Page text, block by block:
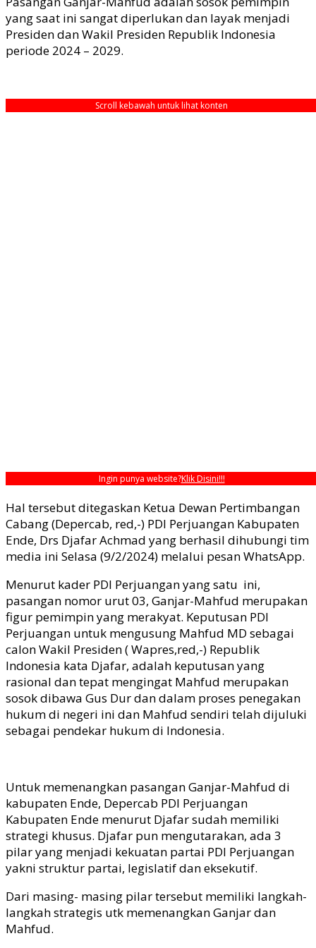
yang saat ini sangat diperlukan dan layak menjadi
Presiden dan Wakil Presiden Republik Indonesia
periode 2024 – 2029.
Scroll kebawah untuk lihat konten
Ingin punya website?Klik Disini!!!
Hal tersebut ditegaskan Ketua Dewan Pertimbangan
Cabang (Depercab, red,-) PDI Perjuangan Kabupaten
Ende, Drs Djafar Achmad yang berhasil dihubungi tim
media ini Selasa (9/2/2024) melalui pesan WhatsApp.
Menurut kader PDI Perjuangan yang satu ini,
pasangan nomor urut 03, Ganjar-Mahfud merupakan
figur pemimpin yang merakyat. Keputusan PDI
Perjuangan untuk mengusung Mahfud MD sebagai
calon Wakil Presiden ( Wapres,red,-) Republik
Indonesia kata Djafar, adalah keputusan yang
rasional dan tepat mengingat Mahfud merupakan
sosok dibawa Gus Dur dan dalam proses penegakan
hukum di negeri ini dan Mahfud sendiri telah dijuluki
sebagai pendekar hukum di Indonesia.
Untuk memenangkan pasangan Ganjar-Mahfud di
kabupaten Ende, Depercab PDI Perjuangan
Kabupaten Ende menurut Djafar sudah memiliki
strategi khusus. Djafar pun mengutarakan, ada 3
pilar yang menjadi kekuatan partai PDI Perjuangan
yakni struktur partai, legislatif dan eksekutif.
Dari masing- masing pilar tersebut memiliki langkah-
langkah strategis utk memenangkan Ganjar dan
Mahfud.